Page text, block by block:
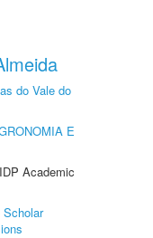
do Vale do
E
Academic
Scholar